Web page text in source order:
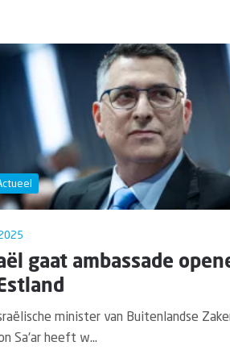
gaat ambassade
minister van Buitenlandse
Sa'ar heeft w...